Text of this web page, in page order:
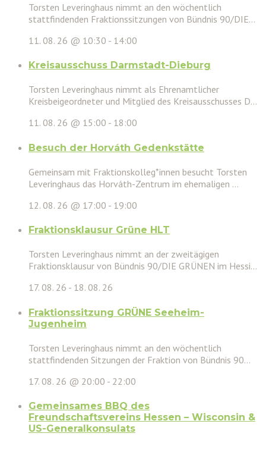
Torsten Leveringhaus nimmt an den wöchentlich
stattfindenden Fraktionssitzungen von Bündnis 90/DIE...
11. 08. 26 @ 10:30 - 14:00
Kreisausschuss Darmstadt-Dieburg
Torsten Leveringhaus nimmt als Ehrenamtlicher
Kreisbeigeordneter und Mitglied des Kreisausschusses D...
11. 08. 26 @ 15:00 - 18:00
Besuch der Horváth Gedenkstätte
Gemeinsam mit Fraktionskolleg*innen besucht Torsten
Leveringhaus das Horváth-Zentrum im ehemaligen ...
12. 08. 26 @ 17:00 - 19:00
Fraktionsklausur Grüne HLT
Torsten Leveringhaus nimmt an der zweitägigen
Fraktionsklausur von Bündnis 90/DIE GRÜNEN im Hessi...
17. 08. 26 - 18. 08. 26
Fraktionssitzung GRÜNE Seeheim-
Jugenheim
Torsten Leveringhaus nimmt an den wöchentlich
stattfindenden Sitzungen der Fraktion von Bündnis 90...
17. 08. 26 @ 20:00 - 22:00
Gemeinsames BBQ des
Freundschaftsvereins Hessen – Wisconsin &
US-Generalkonsulats